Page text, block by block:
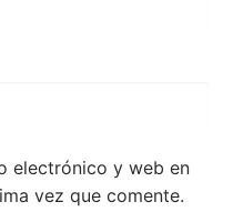
electrónico y web en
vez que comente.